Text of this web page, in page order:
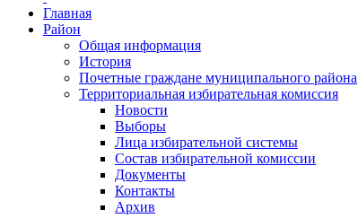
Главная
Район
Общая информация
История
Почетные граждане муниципального района
Территориальная избирательная комиссия
Новости
Выборы
Лица избирательной системы
Состав избирательной комиссии
Документы
Контакты
Архив